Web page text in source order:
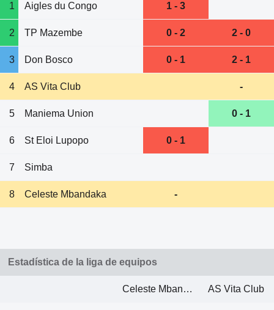
1 Aigles du Congo 1 - 3
2 TP Mazembe 0 - 2 2 - 0
3 Don Bosco 0 - 1 2 - 1
4 AS Vita Club -
5 Maniema Union 0 - 1
6 St Eloi Lupopo 0 - 1
7 Simba
8 Celeste Mbandaka -
Estadística de la liga de equipos
Celeste Mbandaka AS Vita Club